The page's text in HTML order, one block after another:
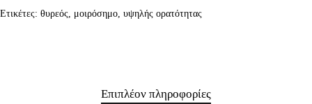
Ετικέτες: θυρεός, μοιρόσημο, υψηλής ορατότητας
Επιπλέον πληροφορίες